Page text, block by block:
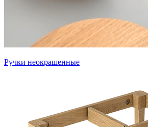
Ручки неокрашенные